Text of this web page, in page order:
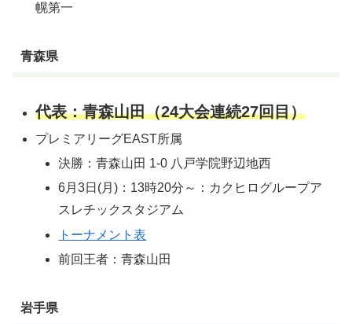
幌第一
青森県
代表：青森山田（24大会連続27回目）
プレミアリーグEAST所属
決勝：青森山田 1-0 八戸学院野辺地西
6月3日(月)：13時20分～：カクヒログループア
スレチックスタジアム
トーナメント表
前回王者：青森山田
岩手県